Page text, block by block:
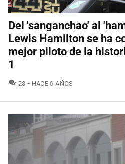
Del 'sanganchao' al
Lewis Hamilton se ha
mejor piloto de la
1
23 COMENTARIOS
HACE 6 AÑOS